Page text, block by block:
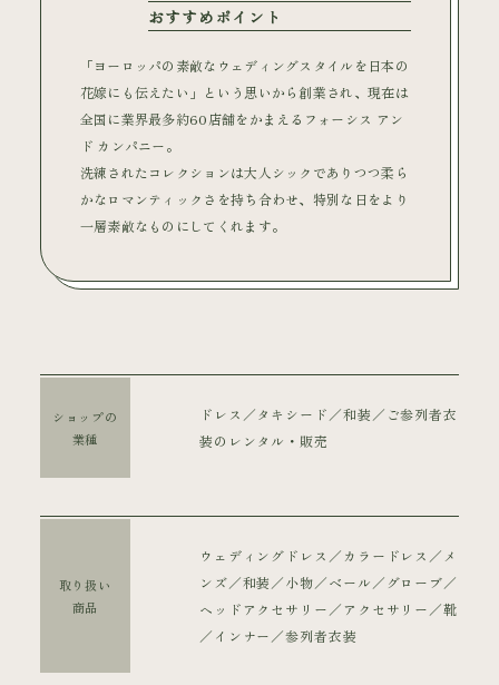
おすすめポイント
「ヨーロッパの素敵なウェディングスタイルを日本の
花嫁にも伝えたい」という思いから創業され、現在は
全国に業界最多約60店舗をかまえるフォーシス アン
ド カンパニー。
洗練されたコレクションは大人シックでありつつ柔ら
かなロマンティックさを持ち合わせ、特別な日をより
一層素敵なものにしてくれます。
ショップの
業種
ドレス／タキシード／和装／ご参列者衣
装のレンタル・販売
取り扱い
商品
ウェディングドレス／カラードレス／メ
ンズ／和装／小物／ベール／グローブ／
ヘッドアクセサリー／アクセサリー／靴
／インナー／参列者衣装